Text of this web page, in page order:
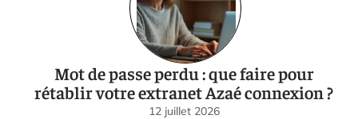
Mot de passe perdu : que faire pour
rétablir votre extranet Azaé connexion ?
12 juillet 2026